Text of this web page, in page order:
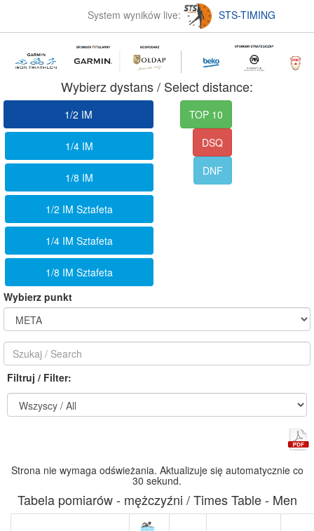
System wyników live: STS-TIMING
Wybierz dystans / Select distance:
1/2 IM
1/4 IM
1/8 IM
1/2 IM Sztafeta
1/4 IM Sztafeta
1/8 IM Sztafeta
TOP 10
DSQ
DNF
Wybierz punkt
Filtruj / Filter:
Strona nie wymaga odświeżania. Aktualizuje się automatycznie co
30 sekund.
Tabela pomiarów - mężczyźni / Times Table - Men